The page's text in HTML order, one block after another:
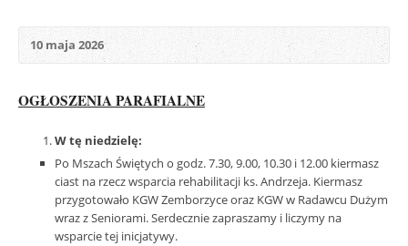
10 maja 2026
OGŁOSZENIA PARAFIALNE
W tę niedzielę:
Po Mszach Świętych o godz. 7.30, 9.00, 10.30 i 12.00 kiermasz
ciast na rzecz wsparcia rehabilitacji ks. Andrzeja. Kiermasz
przygotowało KGW Zemborzyce oraz KGW w Radawcu Dużym
wraz z Seniorami. Serdecznie zapraszamy i liczymy na
wsparcie tej inicjatywy.